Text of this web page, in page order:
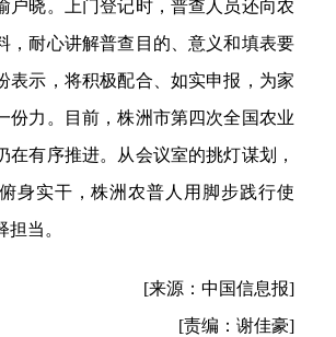
户晓。上门登记时，普查人员还向农
，耐心讲解普查目的、意义和填表要
表示，将积极配合、如实申报，为家
份力。目前，株洲市第四次全国农业
在有序推进。从会议室的挑灯谋划，
身实干，株洲农普人用脚步践行使
当。
[来源：中国信息报]
[责编：谢佳豪]